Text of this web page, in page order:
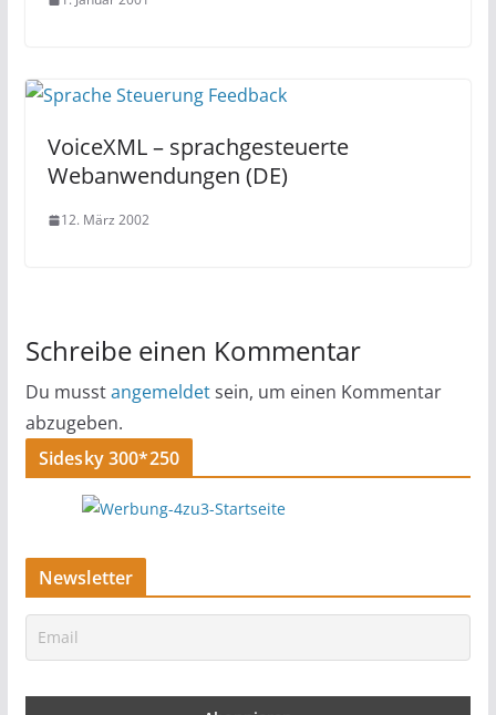
VoiceXML – sprachgesteuerte
Webanwendungen (DE)
12. März 2002
Schreibe einen Kommentar
Du musstangemeldetsein, um einen Kommentar
abzugeben.
Sidesky 300*250
Newsletter